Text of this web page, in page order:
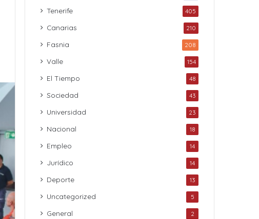
Tenerife 405
Canarias 210
Fasnia 208
Valle 154
El Tiempo 48
Sociedad 43
Universidad 23
Nacional 18
Empleo 14
Jurídico 14
Deporte 13
Uncategorized 5
General 2